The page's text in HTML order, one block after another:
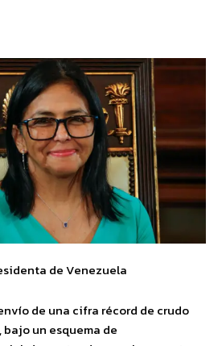
de Venezuela
de una cifra récord de crudo
un esquema de